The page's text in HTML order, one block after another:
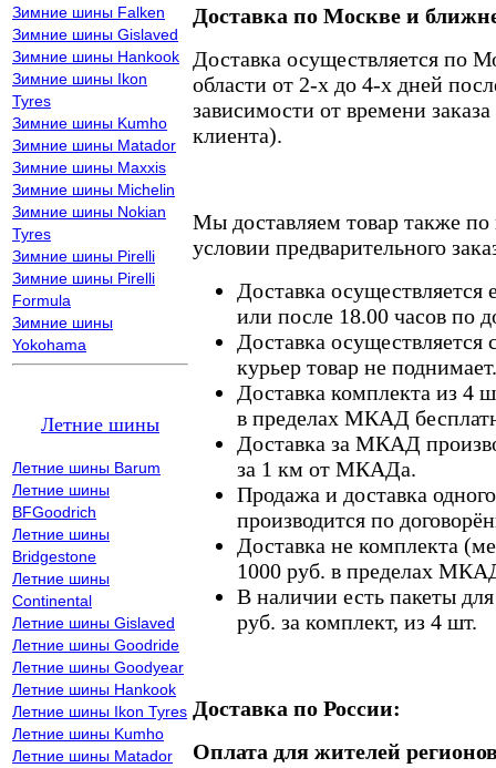
Зимние шины Falken
Зимние шины Gislaved
Зимние шины Hankook
Зимние шины Ikon
Tyres
Зимние шины Kumho
Зимние шины Matador
Зимние шины Maxxis
Зимние шины Michelin
Зимние шины Nokian
Tyres
Зимние шины Pirelli
Зимние шины Pirelli
Formula
Зимние шины
Yokohama
Летние шины
Летние шины Barum
Летние шины
BFGoodrich
Летние шины
Bridgestone
Летние шины
Continental
Летние шины Gislaved
Летние шины Goodride
Летние шины Goodyear
Летние шины Hankook
Летние шины Ikon Tyres
Летние шины Kumho
Летние шины Matador
Доставка по Москве и
Доставка осуществляется по
области от 2-х до 4-х дней
зависимости от времени
клиента).
Мы доставляем товар также
условии предварительного
Доставка осуществляется
или после 18.00 часов по
Доставка осуществляется
курьер товар не поднимает.
Доставка комплекта из 4
в пределах МКАД
Доставка за МКАД
за 1 км от МКАДа.
Продажа и доставка
производится по
Доставка не комплекта
1000 руб. в пределах
В наличии есть пакеты
руб. за комплект, из 4 шт.
Доставка по России:
Оплата для жителей